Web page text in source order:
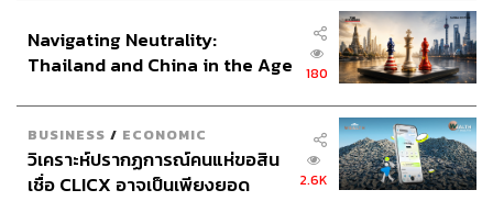
โปรดิวเซอร์ คอลัมนิสต์ และบรรณาธิการ ผู้
หลงใหลในความตื่นเต้นของกีฬาและความ
สงบของการอ่านหนังสือเงียบๆ
Navigating Neutrality:
Thailand and China in the Age
180
BUSINESS / ECONOMIC
วิเคราะห์ปรากฏการณ์คนแห่ขอสิน
เชื่อ CLICX อาจเป็นเพียงยอด
2.6K